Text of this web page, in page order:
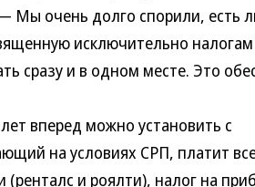
Мы очень долго спорили, есть
исключительно
сразу и в одном месте. Это
вперед можно установить с
на условиях СРП, платит
и роялти), налог на